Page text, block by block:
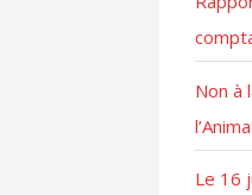
r
:Non à
Le 16